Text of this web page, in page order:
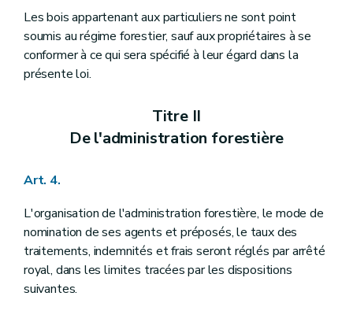
Art. 75
Art. 76
Art. 77
Art. 78
Titre VIII
Art. 82
Art. 83
Section 1
Art. 86
Art. 87
Section 2 Dispositions relatives aux droits d'usage en bois seulement
Art. 88
Art. 89
Art. 90
Les bois appartenant aux particuliers ne sont point
soumis au régime forestier, sauf aux propriétaires à se
conformer à ce qui sera spécifié à leur égard dans la
présente loi.
Titre II
De l'administration forestière
Art. 4.
L'organisation de l'administration forestière, le mode de
nomination de ses agents et préposés, le taux des
traitements, indemnités et frais seront réglés par arrêté
royal, dans les limites tracées par les dispositions
suivantes.